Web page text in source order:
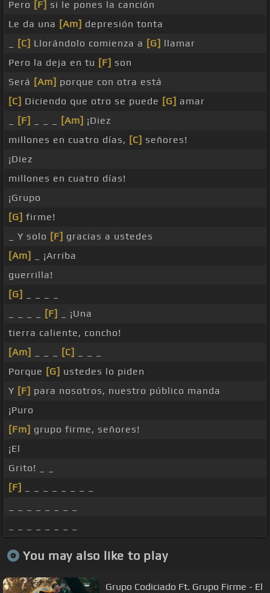
Pero [F] si le pones la canción
Le da una [Am] depresión tonta
[C] Llorándolo comienza a [G] llamar
Pero la deja en tu [F] son
Será [Am] porque con otra está
[C] Diciendo que otro se puede [G] amar
[F] [Am] ¡Diez
millones en cuatro días, [C] señores!
¡Diez
millones en cuatro días!
¡Grupo
[G] firme!
_ Y solo [F] gracias a ustedes
[Am]
_ ¡Arriba
guerrilla!
[G]
[F]
_ ¡Una
tierra caliente, concho!
[Am]
[C]
Porque [G] ustedes lo piden
Y [F] para nosotros, nuestro público manda
¡Puro
[Fm] grupo firme, señores!
¡El
Grito! _ _
[F]
You may also like to play
Grupo Codiciado Ft. Grupo Firme - El